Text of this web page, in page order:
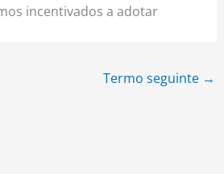
incentivados a adotar
Termo seguinte →